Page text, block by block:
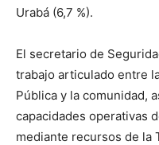
Urabá (6,7 %).
El secretario de
trabajo articulado entre
Pública y la comunidad,
capacidades operativas
mediante recursos de la